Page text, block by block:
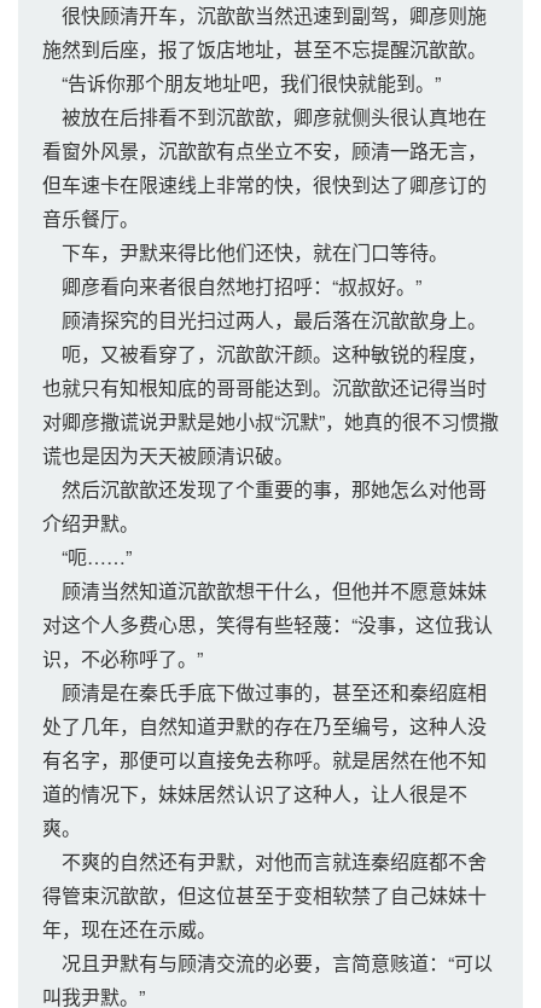
很快顾清开车，沉歆歆当然迅速到副驾，卿彦则施
施然到后座，报了饭店地址，甚至不忘提醒沉歆歆。
“告诉你那个朋友地址吧，我们很快就能到。”
被放在后排看不到沉歆歆，卿彦就侧头很认真地在
看窗外风景，沉歆歆有点坐立不安，顾清一路无言，
但车速卡在限速线上非常的快，很快到达了卿彦订的
音乐餐厅。
下车，尹默来得比他们还快，就在门口等待。
卿彦看向来者很自然地打招呼：“叔叔好。”
顾清探究的目光扫过两人，最后落在沉歆歆身上。
呃，又被看穿了，沉歆歆汗颜。这种敏锐的程度，
也就只有知根知底的哥哥能达到。沉歆歆还记得当时
对卿彦撒谎说尹默是她小叔“沉默”，她真的很不习惯撒
谎也是因为天天被顾清识破。
然后沉歆歆还发现了个重要的事，那她怎么对他哥
介绍尹默。
“呃……”
顾清当然知道沉歆歆想干什么，但他并不愿意妹妹
对这个人多费心思，笑得有些轻蔑：“没事，这位我认
识，不必称呼了。”
顾清是在秦氏手底下做过事的，甚至还和秦绍庭相
处了几年，自然知道尹默的存在乃至编号，这种人没
有名字，那便可以直接免去称呼。就是居然在他不知
道的情况下，妹妹居然认识了这种人，让人很是不
爽。
不爽的自然还有尹默，对他而言就连秦绍庭都不舍
得管束沉歆歆，但这位甚至于变相软禁了自己妹妹十
年，现在还在示威。
况且尹默有与顾清交流的必要，言简意赅道：“可以
叫我尹默。”